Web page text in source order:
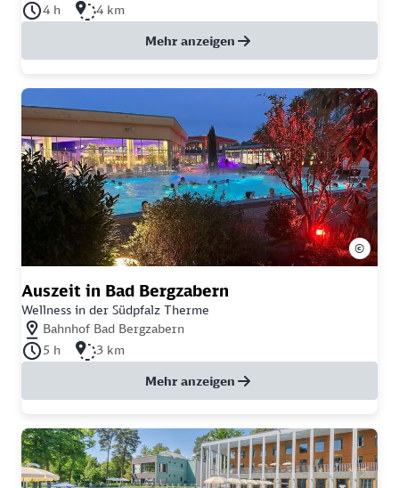
Dauer der Tour: 4 Stunden
4 h Länge der Tour: 4 Kilometer
4 km
Mehr anzeigen
Auszeit in Bad Bergzabern
Wellness in der Südpfalz Therme
Nächstgelegener Bahnhof: Bahnhof Bad Bergzabern
Bahnhof Bad Bergzabern
Dauer der Tour: 5 Stunden
5 h Länge der Tour: 3 Kilometer
3 km
Mehr anzeigen
©